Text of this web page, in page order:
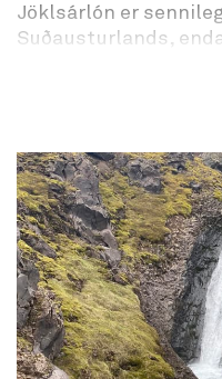
Jöklsárlón er
Suðausturlands,